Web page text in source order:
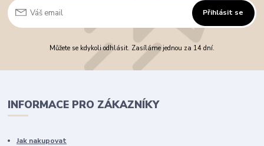
Přihlásit se
Můžete se kdykoli odhlásit. Zasíláme jednou za 14 dní.
INFORMACE PRO ZÁKAZNÍKY
Jak nakupovat